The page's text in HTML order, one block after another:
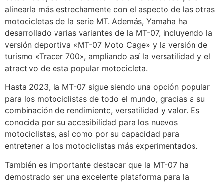
alinearla más estrechamente con el aspecto de las otras
motocicletas de la serie MT. Además, Yamaha ha
desarrollado varias variantes de la MT-07, incluyendo la
versión deportiva «MT-07 Moto Cage» y la versión de
turismo «Tracer 700», ampliando así la versatilidad y el
atractivo de esta popular motocicleta.
Hasta 2023, la MT-07 sigue siendo una opción popular
para los motociclistas de todo el mundo, gracias a su
combinación de rendimiento, versatilidad y valor. Es
conocida por su accesibilidad para los nuevos
motociclistas, así como por su capacidad para
entretener a los motociclistas más experimentados.
También es importante destacar que la MT-07 ha
demostrado ser una excelente plataforma para la